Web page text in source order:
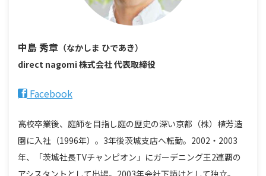
中島 秀章 （なかしま ひであき）
direct nagomi 株式会社代表取締役
Facebook
高校卒業後、庭師を目指し庭の歴史の深い京都（株）植芳造
園に入社（1996年）。3年後茨城支店へ転勤。2002・2003
年、「茨城社長TVチャンピオン」にガーデニング王2連覇の
アシスタントとして出場。2003年会社下請けとして独立。